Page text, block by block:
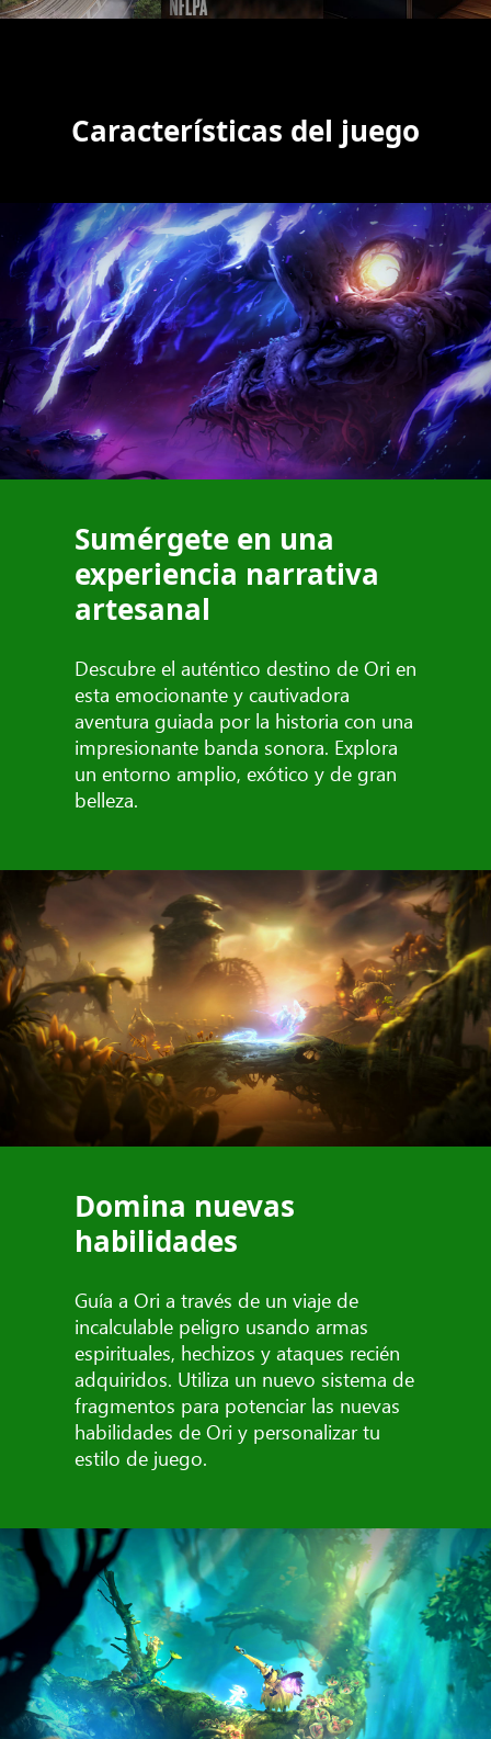
Características del juego
Sumérgete en una
experiencia narrativa
artesanal
Descubre el auténtico destino de Ori en
esta emocionante y cautivadora
aventura guiada por la historia con una
impresionante banda sonora. Explora
un entorno amplio, exótico y de gran
belleza.
Domina nuevas
habilidades
Guía a Ori a través de un viaje de
incalculable peligro usando armas
espirituales, hechizos y ataques recién
adquiridos. Utiliza un nuevo sistema de
fragmentos para potenciar las nuevas
habilidades de Ori y personalizar tu
estilo de juego.